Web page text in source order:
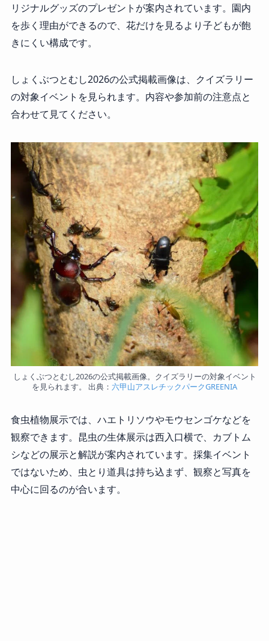
リジナルグッズのプレゼントが案内されています。園内
を歩く理由ができるので、花だけを見るより子どもが飽
きにくい構成です。
しょくぶつとむし2026の公式掲載画像は、クイズラリー
の対象イベントを見られます。内容や参加前の注意点と
合わせて見てください。
しょくぶつとむし2026の公式掲載画像。クイズラリーの対象イベント
を見られます。 出典： 六甲山アスレチックパークGREENIA
食虫植物展示では、ハエトリソウやモウセンゴケなどを
観察できます。昆虫の生体展示は西入口横で、カブトム
シなどの展示と解説が案内されています。採集イベント
ではないため、虫とり道具は持ち込まず、観察と写真を
中心に回るのが合います。